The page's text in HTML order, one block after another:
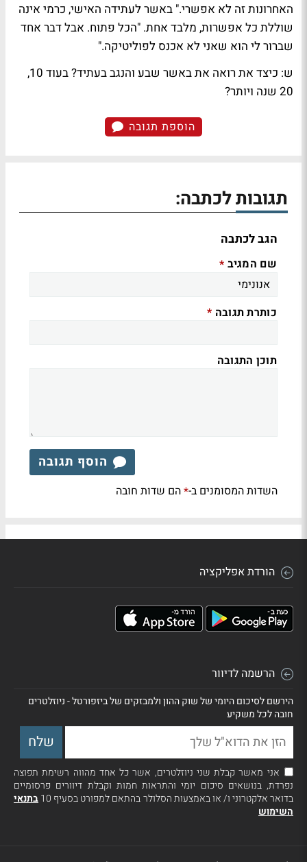
האחרונות זה לא אפשרי." באשר לעתידה האישי, כרמי אינה
שוללת כל אפשרות, מלבד אחת. "הכל פתוח. אבל דבר אחד
שברור לי הוא שאני לא אכנס לפוליטיקה."
ש: כיצד את רואה את באשר שבע והנגב בעתיד? בעוד 10,
20 שנה ויותר?
הוספת תגובה
תגובות לכתבה:
הגב לכתבה
שם המגיב *
כותרת תגובה *
תוכן התגובה
הוסף תגובה
השדות המסומנים ב-*הם שדות חובה
הורדת אפליקציה
הרשמה לדיוור
הירשם לסיכום היומי של שוק ההון ולמבזקים של ביזפורטל - ניוזלטרים
חובה לכל משקיע
אני מאשר קבלת שני ניוזלטרים, אשר כל אחד מהווה רשימת תפוצה
נפרדת, בנושאים סיכום יומי והתראות חמות וקבלת דיוורים פרסומיים
בדואר אלקטרוני ו/ או באמצעות הסלולר בהתאם למפורט בסעיף 10
בתנאי
השימוש